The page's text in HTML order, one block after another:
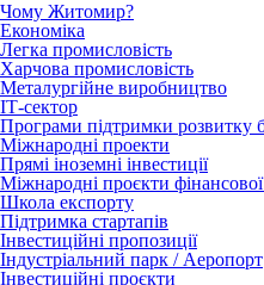
Чому Житомир?
Економіка
Легка промисловість
Харчова промисловість
Металургійне виробництво
ІТ-сектор
Програми підтримки розвитку
Міжнародні проекти
Прямі іноземні інвестиції
Міжнародні проєкти
Школа експорту
Підтримка стартапів
Інвестиційні пропозиції
Індустріальний парк / Аеропорт
Інвестиційні проєкти